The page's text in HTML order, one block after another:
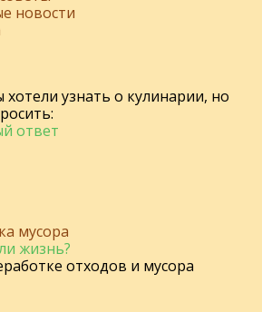
новости
хотели узнать о кулинарии, но
ответ
мусора
жизнь?
отходов и мусора